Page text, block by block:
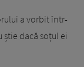
a vorbit într-
dacă soțul ei